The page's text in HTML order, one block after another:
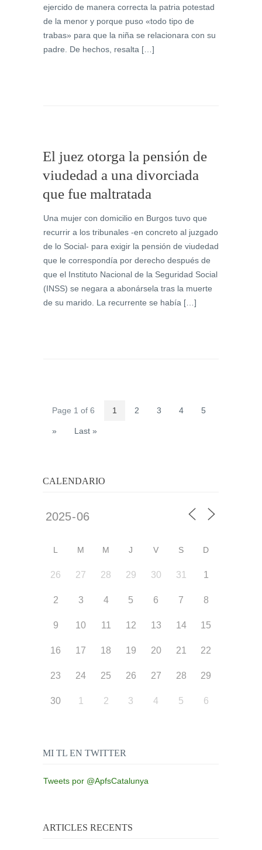
ejercido de manera correcta la patria potestad
de la menor y porque puso «todo tipo de
trabas» para que la niña se relacionara con su
padre. De hechos, resalta […]
El juez otorga la pensión de
viudedad a una divorciada
que fue maltratada
Una mujer con domicilio en Burgos tuvo que
recurrir a los tribunales -en concreto al juzgado
de lo Social- para exigir la pensión de viudedad
que le correspondía por derecho después de
que el Instituto Nacional de la Seguridad Social
(INSS) se negara a abonársela tras la muerte
de su marido. La recurrente se había […]
Page 1 of 6 1 2 3 4 5
» Last »
CALENDARIO
L M M J V S D
26 27 28 29 30 31 1
2 3 4 5 6 7 8
9 10 11 12 13 14 15
16 17 18 19 20 21 22
23 24 25 26 27 28 29
30 1 2 3 4 5 6
MI TL EN TWITTER
Tweets por @ApfsCatalunya
ARTICLES RECENTS